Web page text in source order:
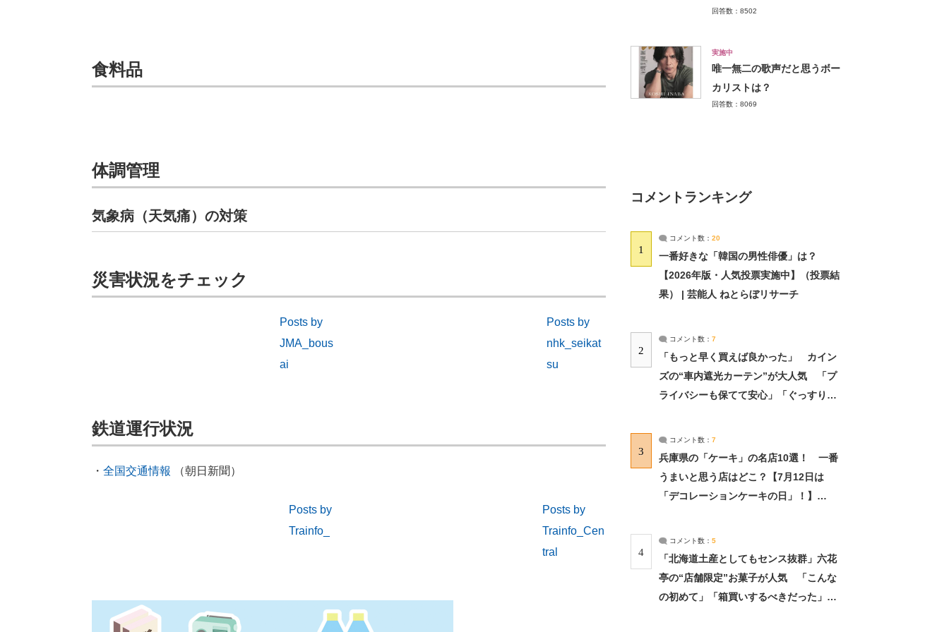
食料品
体調管理
気象病（天気痛）の対策
災害状況をチェック
Posts by
JMA_bous
ai
Posts by
nhk_seikat
su
鉄道運行状況
・ 全国交通情報 （朝日新聞）
Posts by
Trainfo_
Posts by
Trainfo_Cen
tral
回答数：8502
実施中
唯一無二の歌声だと思うボー
カリストは？
回答数：8069
コメントランキング
1
コメント数： 20
一番好きな「韓国の男性俳優」は？
【2026年版・人気投票実施中】（投票結
果） | 芸能人 ねとらぼリサーチ
2
コメント数： 7
「もっと早く買えば良かった」 カイン
ズの“車内遮光カーテン”が大人気 「プ
ライバシーも保てて安心」「ぐっすり眠
3
コメント数： 7
兵庫県の「ケーキ」の名店10選！ 一番
うまいと思う店はどこ？【7月12日は
「デコレーションケーキの日」！】
4
コメント数： 5
「北海道土産としてもセンス抜群」六花
亭の“店舗限定”お菓子が人気 「こんな
の初めて」「箱買いするべきだった」